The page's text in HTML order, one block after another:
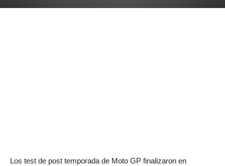
Los test de post temporada de Moto GP finalizaron en